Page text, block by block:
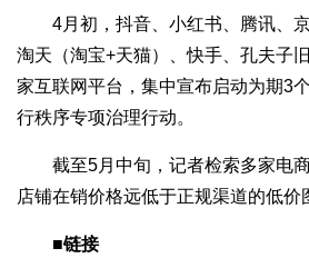
4月初，抖音、小红书、腾讯、京
淘天（淘宝+天猫）、快手、孔夫子
家互联网平台，集中宣布启动为期3
行秩序专项治理行动。
截至5月中旬，记者检索多家电商
店铺在销价格远低于正规渠道的低价
■链接